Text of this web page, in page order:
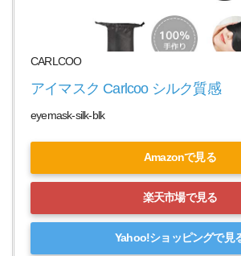
CARLCOO
アイマスク Carlcoo シルク質感
eyemask-silk-blk
Amazonで見る
楽天市場で見る
Yahoo!ショッピングで見